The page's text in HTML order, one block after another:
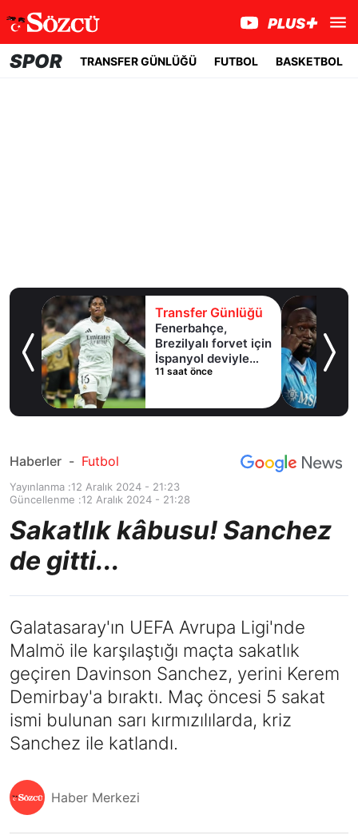
SPOR TRANSFER GÜNLÜĞÜ FUTBOL BASKETBOL
Transfer Günlüğü
Fenerbahçe,
Brezilyalı forvet için
İspanyol deviyle
masaya oturdu!
11 saat önce
Haberler - Futbol
Yayınlanma :12 Aralık 2024 - 21:23
Güncellenme :12 Aralık 2024 - 21:28
Sakatlık kâbusu! Sanchez
de gitti...
Galatasaray'ın UEFA Avrupa Ligi'nde
Malmö ile karşılaştığı maçta sakatlık
geçiren Davinson Sanchez, yerini Kerem
Demirbay'a bıraktı. Maç öncesi 5 sakat
ismi bulunan sarı kırmızılılarda, kriz
Sanchez ile katlandı.
Haber Merkezi